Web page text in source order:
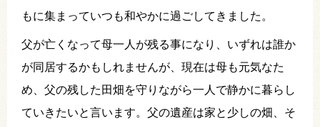
もに集まっていつも和やかに過ごしてきました。
父が亡くなって母一人が残る事になり、いずれは誰か
が同居するかもしれませんが、現在は母も元気なた
め、父の残した田畑を守りながら一人で静かに暮らし
ていきたいと言います。父の遺産は家と少しの畑、そ